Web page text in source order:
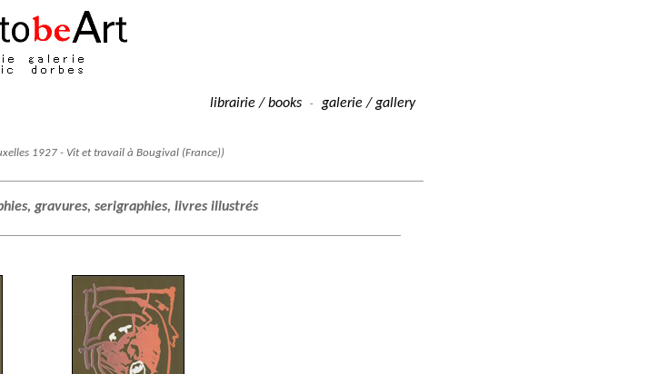
librairie / books - galerie / gallery
1927 - Vit et travail à Bougival (France))
gravures, serigraphies, livres illustrés